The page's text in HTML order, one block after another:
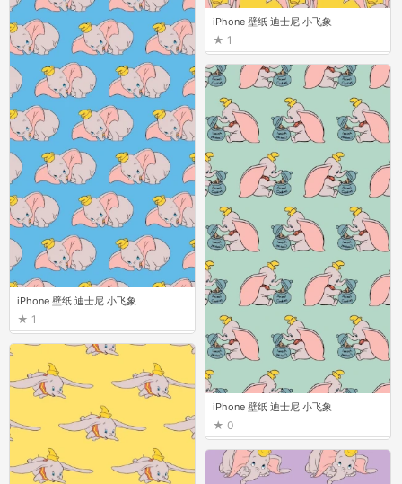
iPhone 壁纸 迪士尼 小飞象
1
iPhone 壁纸 迪士尼 小飞象
0
iPhone 壁纸 迪士尼 小飞象
1